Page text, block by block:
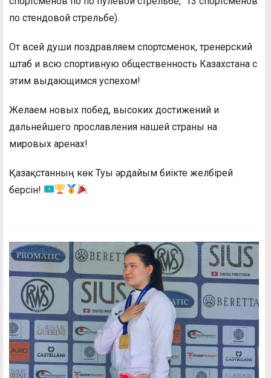
по стендовой стрельбе).
От всей души поздравляем спортсменок, тренерский
штаб и всю спортивную общественность Казахстана с
этим выдающимся успехом!
Желаем новых побед, высоких достижений и
дальнейшего прославления нашей страны на
мировых аренах!
Қазақстанның көк Туы әрдайым биікте желбірей
берсін!